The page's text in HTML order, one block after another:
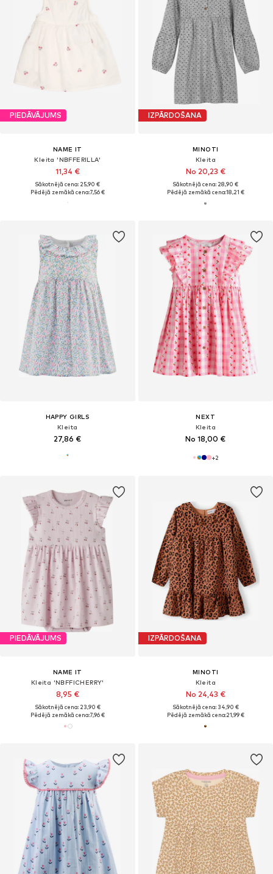
PIEDĀVĀJUMS
NAME IT
Kleita 'NBFFERILLA'
11,34 €
Sākotnējā cena: 25,90 €
Pēdējā zemākā cena:7,56 €
IZPĀRDOŠANA
MINOTI
Kleita
No 20,23 €
Sākotnējā cena: 28,90 €
Pēdējā zemākā cena:18,21 €
HAPPY GIRLS
Kleita
27,86 €
NEXT
Kleita
No 18,00 €
+2
PIEDĀVĀJUMS
NAME IT
Kleita 'NBFFICHERRY'
8,95 €
Sākotnējā cena: 23,90 €
Pēdējā zemākā cena:7,96 €
IZPĀRDOŠANA
MINOTI
Kleita
No 24,43 €
Sākotnējā cena: 34,90 €
Pēdējā zemākā cena:21,99 €